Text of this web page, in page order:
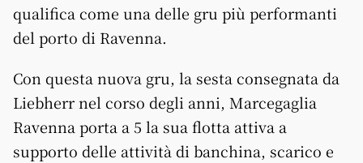
qualifica come una delle gru più performanti
del porto di Ravenna.
Con questa nuova gru, la sesta consegnata da
Liebherr nel corso degli anni, Marcegaglia
Ravenna porta a 5 la sua flotta attiva a
supporto delle attività di banchina, scarico e